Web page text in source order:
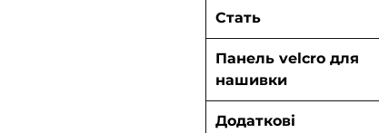
Cтать
Панель velcro для
нашивки
Додаткові